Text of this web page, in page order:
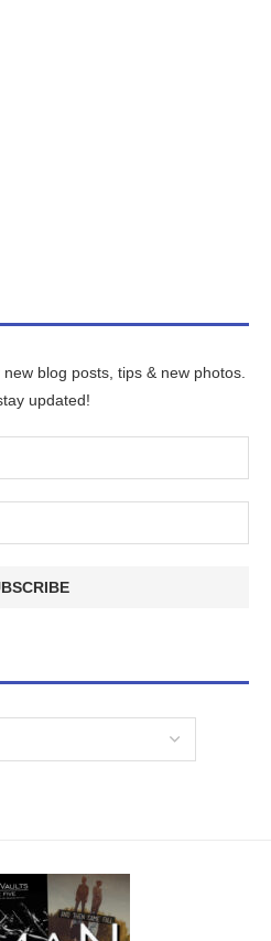
blog posts, tips & new photos.
updated!